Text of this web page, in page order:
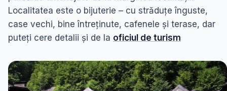
Localitatea este o bijuterie – cu străduțe înguste,
case vechi, bine întreținute, cafenele și terase, dar
puteți cere detalii și de la oficiul de turism